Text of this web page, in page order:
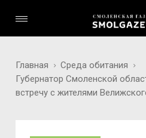
Главная
Среда обитания
Губернатор Смоленской
встречу с жителями